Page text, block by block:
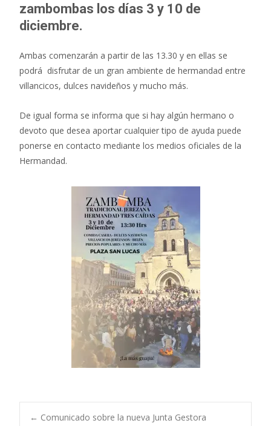
zambombas los días 3 y 10 de
diciembre.
Ambas comenzarán a partir de las 13.30 y en ellas se
podrá disfrutar de un gran ambiente de hermandad entre
villancicos, dulces navideños y mucho más.
De igual forma se informa que si hay algún hermano o
devoto que desea aportar cualquier tipo de ayuda puede
ponerse en contacto mediante los medios oficiales de la
Hermandad.
← Comunicado sobre la nueva Junta Gestora